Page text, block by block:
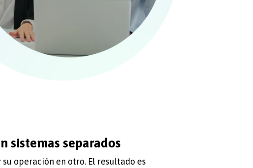
sistemas separados
operación en otro. El resultado es